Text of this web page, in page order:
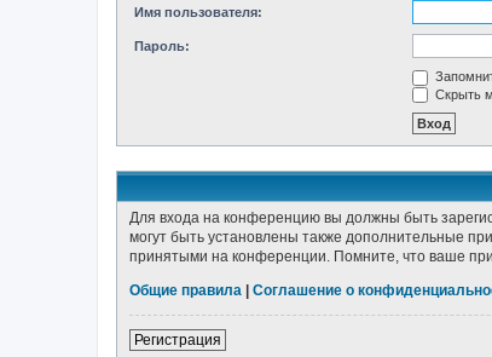
Имя пользователя:
Пароль:
Скрыть
Для входа на конференцию вы должны быть
могут быть установлены также дополнительные
принятыми на конференции. Помните, что ваше
Общие правила
Соглашение о
Регистрация